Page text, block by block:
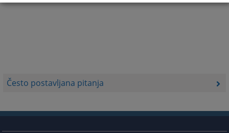
Često postavljana pitanja